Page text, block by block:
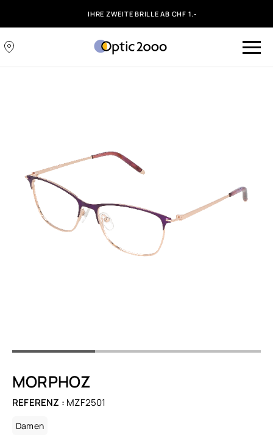
IHRE ZWEITE BRILLE AB CHF 1.-
MORPHOZ
REFERENZ : MZF2501
Damen